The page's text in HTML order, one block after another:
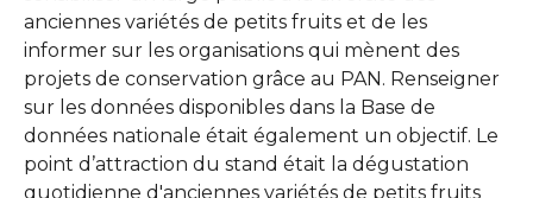
anciennes variétés de petits fruits et de les
informer sur les organisations qui mènent des
projets de conservation grâce au PAN. Renseigner
sur les données disponibles dans la Base de
données nationale était également un objectif. Le
point d’attraction du stand était la dégustation
quotidienne d'anciennes variétés de petits fruits